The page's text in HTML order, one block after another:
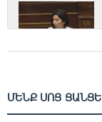
ՄԵՆՔ ՍՈՑ